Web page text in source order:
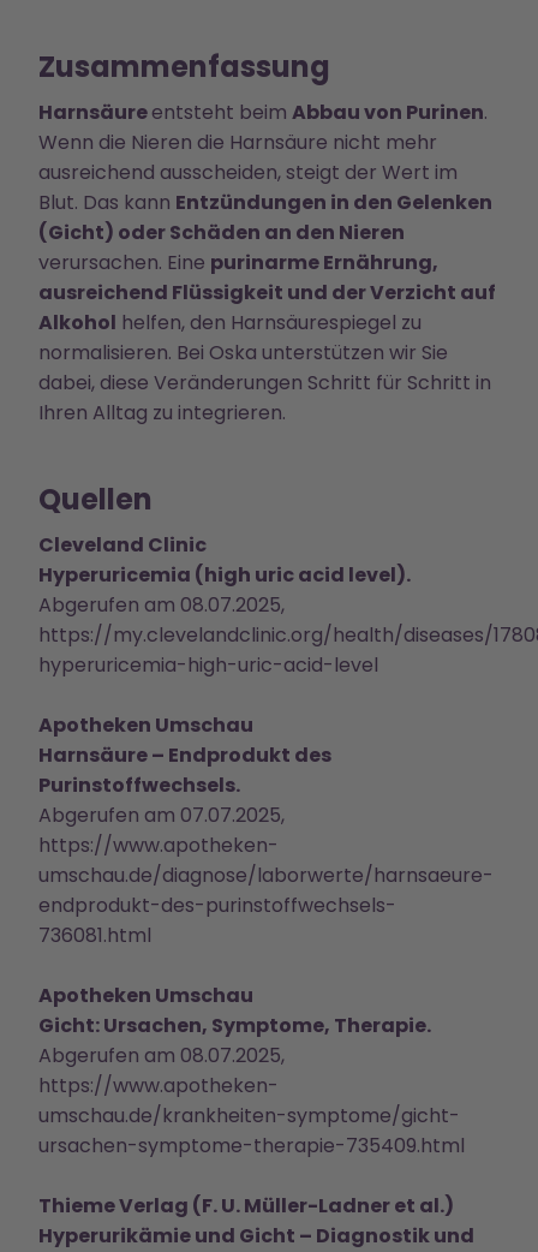
Zusammenfassung
Harnsäureentsteht beim Abbau von Purinen.
Wenn die Nieren die Harnsäure nicht mehr
ausreichend ausscheiden, steigt der Wert im
Blut. Das kann Entzündungen in den Gelenken
(Gicht) oder Schäden an den Nieren
verursachen. Eine purinarme Ernährung,
ausreichend Flüssigkeit und der Verzicht auf
Alkohol helfen, den Harnsäurespiegel zu
normalisieren. Bei Oska unterstützen wir Sie
dabei, diese Veränderungen Schritt für Schritt in
Ihren Alltag zu integrieren.
Quellen
Cleveland Clinic
Hyperuricemia (high uric acid level).
Abgerufen am 08.07.2025,
https://my.clevelandclinic.org/health/diseases/
hyperuricemia-high-uric-acid-level
Apotheken Umschau
Harnsäure – Endprodukt des
Purinstoffwechsels.
Abgerufen am 07.07.2025,
https://www.apotheken-
umschau.de/diagnose/laborwerte/harnsaeure-
endprodukt-des-purinstoffwechsels-
736081.html
Apotheken Umschau
Gicht: Ursachen, Symptome, Therapie.
Abgerufen am 08.07.2025,
https://www.apotheken-
umschau.de/krankheiten-symptome/gicht-
ursachen-symptome-therapie-735409.html
Thieme Verlag (F. U. Müller-Ladner et al.)
Hyperurikämie und Gicht – Diagnostik und